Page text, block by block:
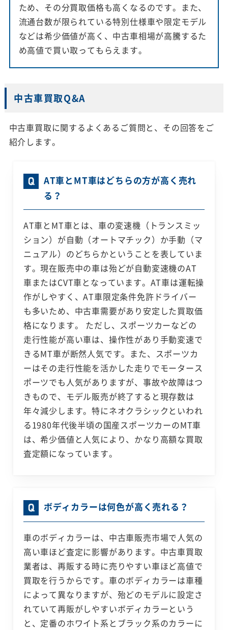
ため、その分買取価格も高くなるのです。また、
流通台数が限られている特別仕様車や限定モデル
などは希少価値が高く、中古車相場が高騰するた
め高値で買い取ってもらえます。
中古車買取Q&A
中古車買取に関するよくあるご質問と、その回答をご
紹介します。
AT車とMT車はどちらの方が高く売れ
る？
AT車とMT車とは、車の変速機（トランスミッ
ション）が自動（オートマチック）か手動（マ
ニュアル）のどちらかということを表していま
す。現在販売中の車は殆どが自動変速機のAT
車またはCVT車となっています。AT車は運転操
作がしやすく、AT車限定条件免許ドライバー
も多いため、中古車需要があり安定した買取価
格になります。 ただし、スポーツカーなどの
走行性能が高い車は、操作性があり手動変速で
きるMT車が断然人気です。また、スポーツカ
ーはその走行性能を活かした走りでモータース
ポーツでも人気がありますが、事故や故障はつ
きもので、モデル販売が終了すると現存数は
年々減少します。特にネオクラシックといわれ
る1980年代後半頃の国産スポーツカーのMT車
は、希少価値と人気により、かなり高額な買取
査定額になっています。
ボディカラーは何色が高く売れる？
車のボディカラーは、中古車販売市場で人気の
高い車ほど査定に影響があります。中古車買取
業者は、再販する時に売りやすい車ほど高値で
買取を行うからです。車のボディカラーは車種
によって異なりますが、殆どのモデルに設定さ
れていて再販がしやすいボディカラーという
と、定番のホワイト系とブラック系のカラーに